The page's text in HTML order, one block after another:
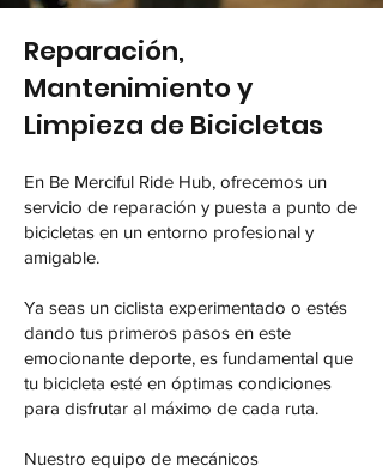
Reparación,
Mantenimiento y
Limpieza de Bicicletas
En Be Merciful Ride Hub, ofrecemos un
servicio de reparación y puesta a punto de
bicicletas en un entorno profesional y
amigable.
Ya seas un ciclista experimentado o estés
dando tus primeros pasos en este
emocionante deporte, es fundamental que
tu bicicleta esté en óptimas condiciones
para disfrutar al máximo de cada ruta.
Nuestro equipo de mecánicos